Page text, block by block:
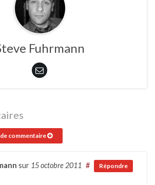
Fuhrmann
commentaire
sur 15 octobre 2011 # Répondre